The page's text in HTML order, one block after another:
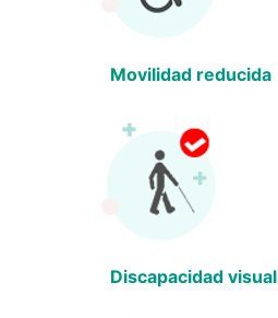
Movilidad reducida
Discapacidad visual